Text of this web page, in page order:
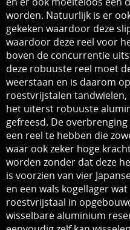
worden. Natuurlijk is er
gekeken waardoor deze
waardoor deze reel voor
boven de concurrentie
deze robuuste reel moet
weerstaan en is daarom
roestvrijstalen
het uiterst robuuste
gefreesd. De
een reel te hebben die
waar ook zeker hoge
worden zonder dat deze
is voorzien van vier
en een wals kogellager
roestvrijstaal in
wisselbare aluminium